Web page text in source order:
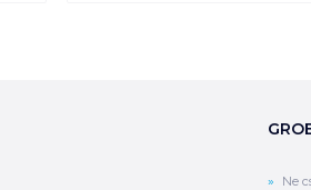
Ne